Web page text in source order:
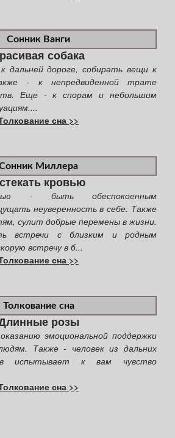
Сонник Ванги
собака
дальней дороге, собирать вещи к
- к непредвиденной трате
Еще - к спорам и небольшим
сна >>
Миллера
кровью
- быть обеспокоенным
неуверенность в себе. Также
сулит добрые перемены в жизни.
встречи с близким и родным
встречу в б...
сна >>
Толкование сна
розы
эмоциональной поддержки
Также - человек из дальних
испытывает к вам чувство
сна >>